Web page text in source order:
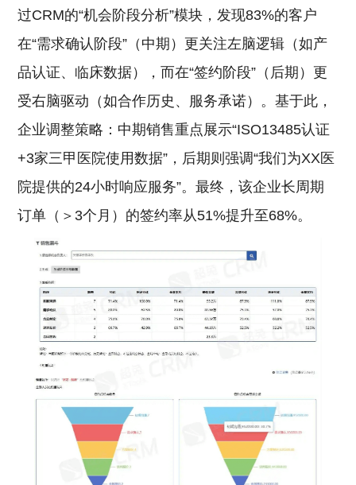
过CRM的“机会阶段分析”模块，发现83%的客户
在“需求确认阶段”（中期）更关注左脑逻辑（如产
品认证、临床数据），而在“签约阶段”（后期）更
受右脑驱动（如合作历史、服务承诺）。基于此，
企业调整策略：中期销售重点展示“ISO13485认证
+3家三甲医院使用数据”，后期则强调“我们为XX医
院提供的24小时响应服务”。最终，该企业长周期
订单（＞3个月）的签约率从51%提升至68%。